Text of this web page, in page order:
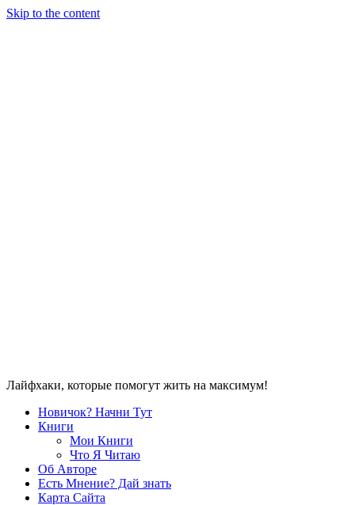
Skip to the content
Лайфхаки, которые помогут жить на максимум!
Новичок? Начни Тут
Книги
Мои Книги
Что Я Читаю
Об Авторе
Есть Мнение? Дай знать
Карта Сайта